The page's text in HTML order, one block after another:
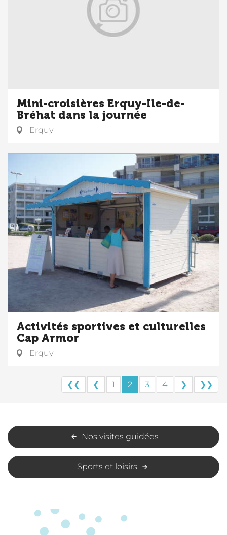
Mini-croisières Erquy-Ile-de-
Bréhat dans la journée
Erquy
Activités sportives et culturelles
Cap Armor
Erquy
❮❮ ❮ 1 2 3 4 ❯ ❯❯
Nos visites guidées
Sports et loisirs